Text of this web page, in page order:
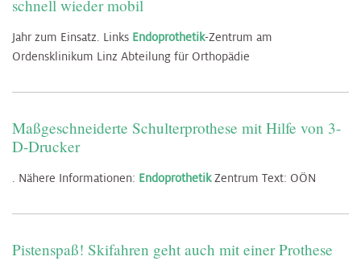
schnell wieder mobil
Jahr zum Einsatz. Links Endoprothetik-Zentrum am
Ordensklinikum Linz Abteilung für Orthopädie
Maßgeschneiderte Schulterprothese mit Hilfe von 3-
D-Drucker
. Nähere Informationen: EndoprothetikZentrum Text: OÖN
Pistenspaß! Skifahren geht auch mit einer Prothese